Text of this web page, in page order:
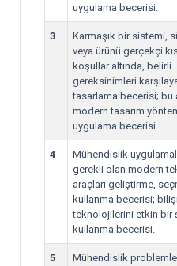
uygulama becerisi.
3
Karmaşık bir sistemi,
veya ürünü gerçekçi
koşullar altında, belirli
gereksinimleri
tasarlama becerisi; bu
modern tasarım
uygulama becerisi.
4
Mühendislik
gerekli olan modern
araçları geliştirme,
kullanma becerisi;
teknolojilerini etkin bir
kullanma becerisi.
5
Mühendislik